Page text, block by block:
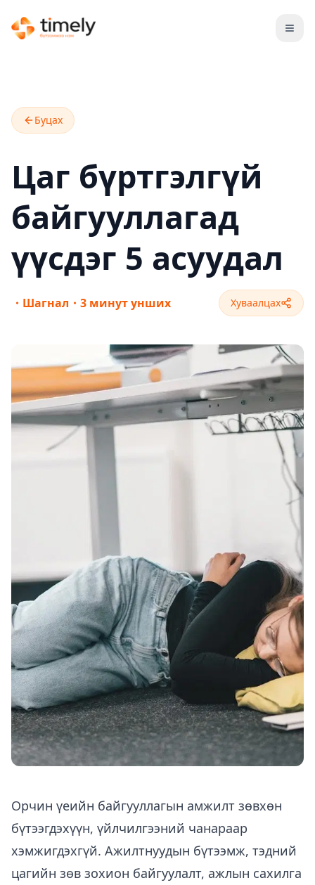
Буцах
Цаг бүртгэлгүй
байгууллагад
үүсдэг 5 асуудал
・ Шагнал ・ 3 минут унших Хуваалцах
Орчин үеийн байгууллагын амжилт зөвхөн
бүтээгдэхүүн, үйлчилгээний чанараар
хэмжигдэхгүй. Ажилтнуудын бүтээмж, тэдний
цагийн зөв зохион байгуулалт, ажлын сахилга